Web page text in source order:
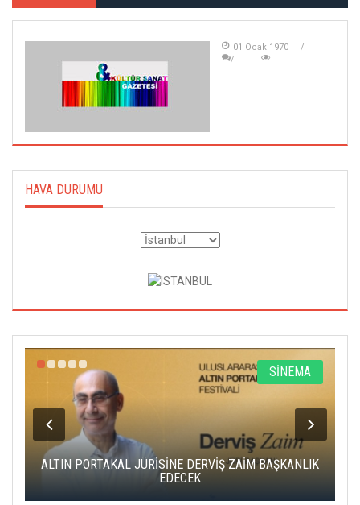
01 Ocak 1970
HAVA DURUMU
SİNEMA
ALTIN PORTAKAL JÜRİSİNE DERVİŞ ZAİM BAŞKANLIK
EDECEK